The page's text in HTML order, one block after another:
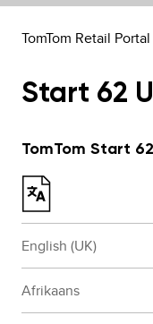
TomTom Retail Portal
Start 62
TomTom Start 62
English (UK)
Afrikaans